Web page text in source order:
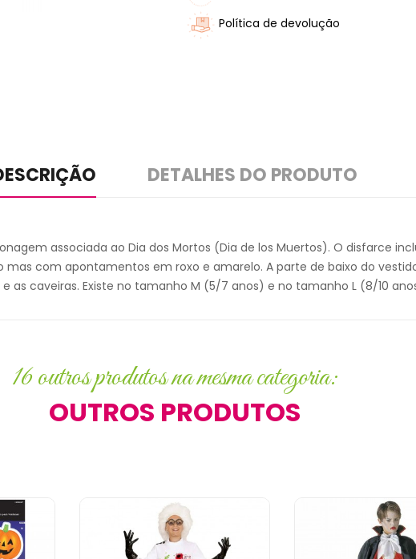
Política de devolução
DETALHES DO PRODUTO
associada ao Dia dos Mortos (Dia de los Muertos). O disfarce
com apontamentos em roxo e amarelo. A parte de baixo do
as caveiras. Existe no tamanho M (5/7 anos) e no tamanho L (8/10
16 outros produtos na mesma categoria:
OUTROS PRODUTOS